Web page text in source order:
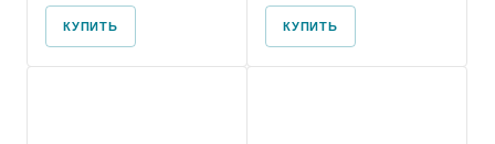
КУПИТЬ КУПИТЬ